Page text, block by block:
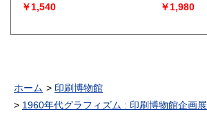
￥1,540
￥1,980
ホーム
印刷博物館
1960年代グラフィズム : 印刷博物館企画展